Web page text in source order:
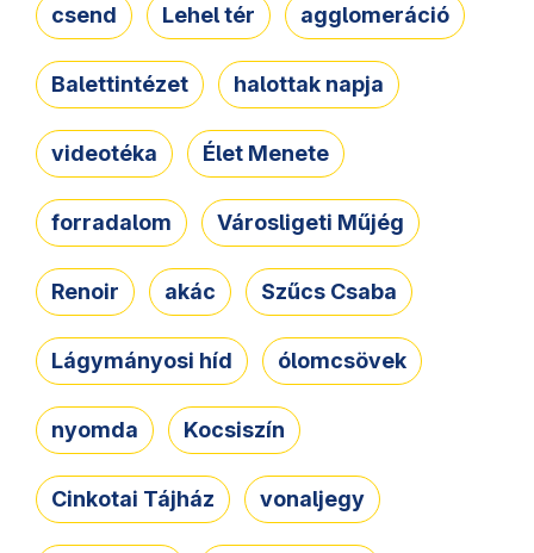
csend Lehel tér agglomeráció
Balettintézet halottak napja
videotéka Élet Menete
forradalom Városligeti Műjég
Renoir akác Szűcs Csaba
Lágymányosi híd ólomcsövek
nyomda Kocsiszín
Cinkotai Tájház vonaljegy